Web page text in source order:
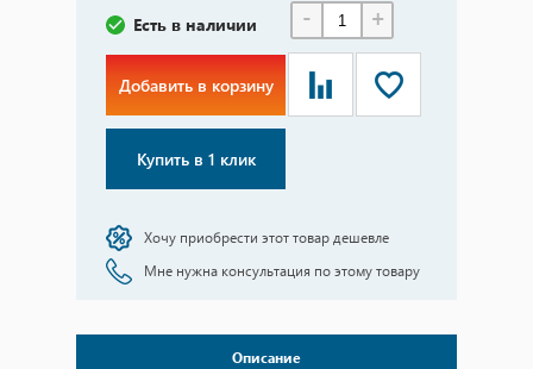
Есть в наличии - +
Добавить в корзину
Купить в 1 клик
Хочу приобрести этот товар дешевле
Мне нужна консультация по этому товару
Описание